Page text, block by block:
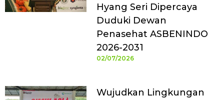
Hyang Seri Dipercaya
Duduki Dewan
Penasehat ASBENINDO
2026-2031
02/07/2026
Wujudkan Lingkungan